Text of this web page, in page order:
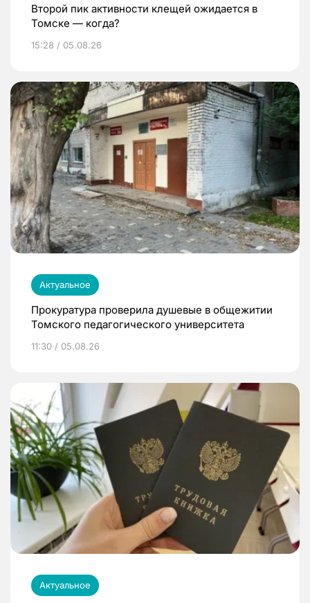
Второй пик активности клещей ожидается в
Томске — когда?
15:28 / 05.08.26
Актуальное
Прокуратура проверила душевые в общежитии
Томского педагогического университета
11:30 / 05.08.26
Актуальное